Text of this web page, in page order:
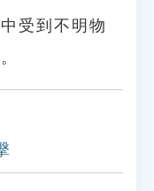
受到不明物